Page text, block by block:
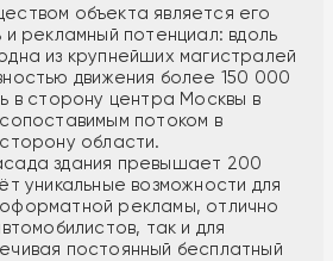
объекта является его
и рекламный потенциал: вдоль
из крупнейших магистралей
движения более 150 000
в сторону центра Москвы в
потоком в
области.
здания превышает 200
уникальные возможности для
рекламы, отлично
так и для
постоянный бесплатный